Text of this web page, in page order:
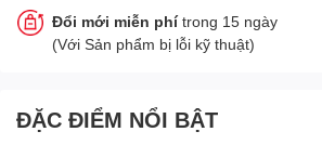
Đổi mới miễn phítrong 15 ngày
(Với Sản phẩm bị lỗi kỹ thuật)
ĐẶC ĐIỂM NỔI BẬT